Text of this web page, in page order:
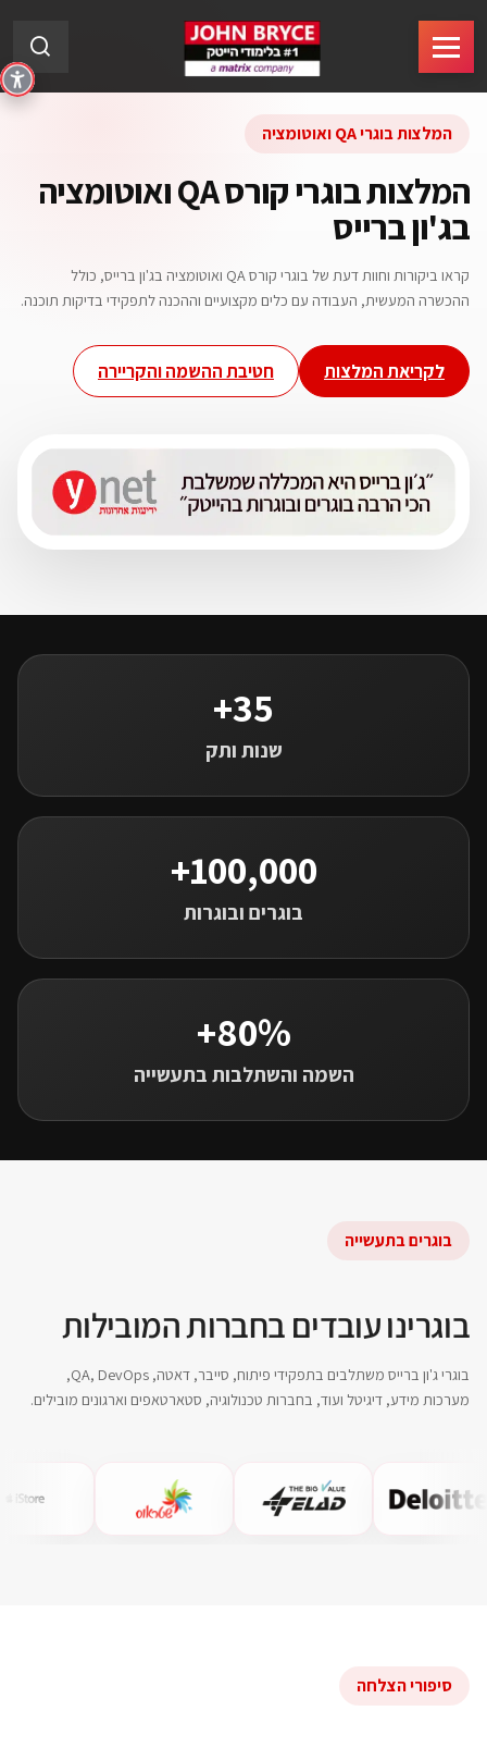
המלצות בוגרי QA ואוטומציה
המלצות בוגרי קורס QA ואוטומציה
בג'ון ברייס
קראו ביקורות וחוות דעת של בוגרי קורס QA ואוטומציה בג'ון ברייס, כולל
ההכשרה המעשית, העבודה עם כלים מקצועיים וההכנה לתפקידי בדיקות תוכנה.
לקריאת המלצות חטיבת ההשמה והקריירה
35+
שנות ותק
100,000+
בוגרים ובוגרות
80%+
השמה והשתלבות בתעשייה
בוגרים בתעשייה
בוגרינו עובדים בחברות המובילות
בוגרי ג'ון ברייס משתלבים בתפקידי פיתוח, סייבר, דאטה, QA, DevOps,
מערכות מידע, דיגיטל ועוד, בחברות טכנולוגיה, סטארטאפים וארגונים מובילים.
סיפורי הצלחה